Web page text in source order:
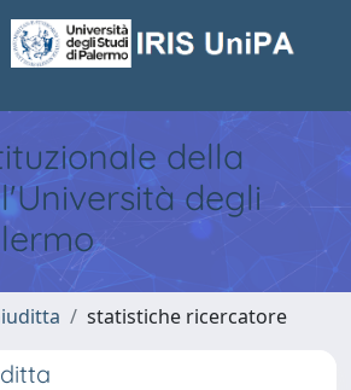
della
degli
statistiche ricercatore